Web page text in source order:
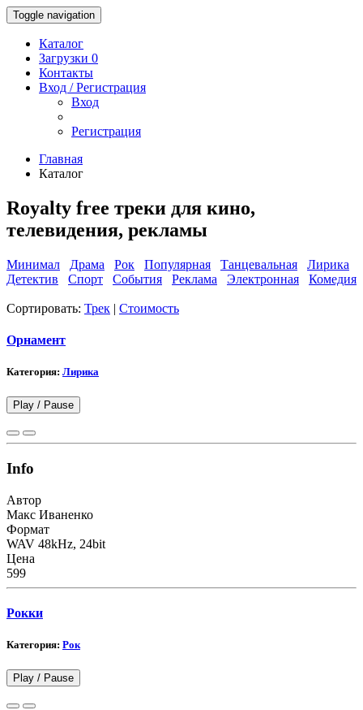
Toggle navigation
Каталог
Загрузки 0
Контакты
Вход / Регистрация
Вход
Регистрация
Главная
Каталог
Royalty free треки для кино,
телевидения, рекламы
Минимал Драма Рок Популярная Танцевальная
Лирика
Детектив
Спорт События Реклама Электронная Комедия
Сортировать: Трек | Стоимость
Орнамент
Категория: Лирика
Play / Pause
Info
Автор
Макс Иваненко
Формат
WAV 48kHz, 24bit
Цена
599
Рокки
Категория: Рок
Play / Pause